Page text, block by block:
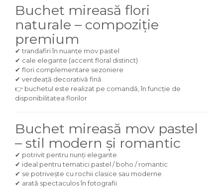
Buchet mireasă flori
naturale – compoziție
premium
✔ trandafiri în nuanțe mov pastel
✔ cale elegante (accent floral distinct)
✔ flori complementare sezoniere
✔ verdeață decorativă fină
👉 buchetul este realizat pe comandă, în funcție de
disponibilitatea florilor
Buchet mireasă mov pastel
– stil modern și romantic
✔ potrivit pentru nunți elegante
✔ ideal pentru tematici pastel / boho / romantic
✔ se potrivește cu rochii clasice sau moderne
✔ arată spectaculos în fotografii